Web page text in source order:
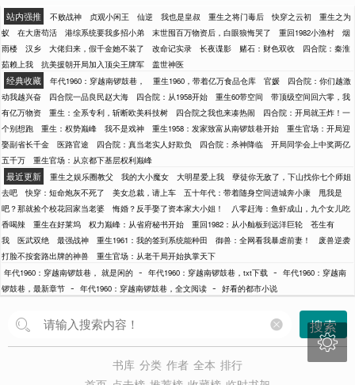
站内强推 不败战神 贞观小闲王 仙逆 我也是皇叔 重生之将门毒后 快穿之云初
重生之为
蚁
在大唐苟活 港综系统要我多招小弟 末世囤百万物资后，白眼狼悔哭了 重回1982小渔村
烟
雨楼
汉乡 大佬归来，假千金她不装了 改命记实录 长夜谍影 赌石：财色双收
四合院：秦淮
茹赖上我
抗美援朝开局加入顶尖王牌军 盖世神医
经典收藏 年代1960：穿越南锣鼓巷， 重生1960，带着亿万食品仓库 官媛
四合院：你们越激
动我越兴奋
四合院一品良民赵大海 四合院：从1958开始 重生60带空间
带顶级空间回六零，我
有亿万物资
重生：全系专利，斩断欧美科技树 四合院之我也来凑热闹
四合院：开局就王炸！一
个别想跑
重生：权势巅峰 我不是戏神 重生1958：发家致富从南锣鼓巷开始
重生官场：开局迎
娶副省长千金
医路官途 四合院：真当老实人好欺负 四合院：杀神降临
开局同学会上中奖两亿
五千万
重生官场：从京都下基层权利巅峰
最近更新 重生之娱乐圈教父 我的大小魔女 大明星爱上我
孽徒你无敌了，下山找你七个师姐
去吧
快穿：短命炮灰不死了 美女总裁，请上车 五十年代：带着随身空间进城奔小康
甩我是
吧？那就捡个校花回家当老婆
悔婚？反手娶了资本家大小姐！
八零赶海：鱼虾成山，九个女儿吃
香喝辣
重生在好莱坞 权力巅峰：从省府秘书开始 重回1982：从小舢板到远洋巨轮
苍生有
我
医武双绝 最强战神 重生1961：我的签到系统能种田 御兽：全网看我暴虐前妻！
废兽逆袭
打脸不按套路出牌的神兽
重生官场：从老干局开始执掌天下
年代1960：穿越南锣鼓巷， 就是闲的 - 年代1960：穿越南锣鼓巷，txt下载 - 年代1960：穿越南
锣鼓巷，最新章节 - 年代1960：穿越南锣鼓巷，全文阅读 - 好看的都市小说
搜索
书库 分类 作者 全本 排行
